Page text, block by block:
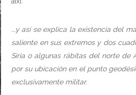
...y así se explica la existencia del
saliente en sus extremos y dos
Siria o algunas rábitas del norte de
por su ubicación en el punto
exclusivamente militar.